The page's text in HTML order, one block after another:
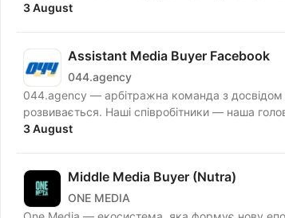
3 August
Assistant Media Buyer Facebook
044.agency
044.agency — арбітражна команда з досвідом
розвивається. Наші співробітники —
3 August
Middle Media Buyer (Nutra)
ONE MEDIA